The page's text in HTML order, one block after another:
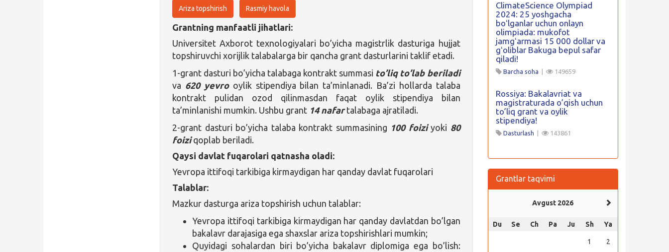
Ariza topshirish Rasmiy havola
Grantning manfaatli jihatlari:
Universitet Axborot texnologiyalari bo’yicha magistrlik dasturiga hujjat
topshiruvchi xorijlik talabalarga bir qancha grant dasturlarini taklif etadi.
1-grant dasturi bo’yicha talabaga kontrakt summasi to’liq to’lab beriladi
va 620 yevro oylik stipendiya bilan ta’minlanadi. Ba’zi hollarda talaba
kontrakt pulidan ozod qilinmasdan faqat oylik stipendiya bilan
ta’minlanishi mumkin. Ushbu grant 14 nafar talabaga ajratiladi.
2-grant dasturi bo’yicha talaba kontrakt summasining 100 foizi yoki 80
foizi qoplab beriladi.
Qaysi davlat fuqarolari qatnasha oladi:
Yevropa ittifoqi tarkibiga kirmaydigan har qanday davlat fuqarolari
Talablar:
Mazkur dasturga ariza topshirish uchun talablar:
Yevropa ittifoqi tarkibiga kirmaydigan har qanday davlatdan bo’lgan
bakalavr darajasiga ega shaxslar ariza topshirishlari mumkin;
Quyidagi sohalardan biri bo’yicha bakalavr diplomiga ega bo’lish:
ClimateScience Olympiad
2024: 25 yoshgacha
boʻlganlar uchun onlayn
olimpiada: mukofot
jamgʻarmasi 15 000 dollar va
gʻoliblar Bakuga bepul safar
qiladi!
Barcha soha 149659
Rossiya: Bakalavriat va
magistraturada o’qish uchun
to’liq grant va oylik
stipendiya!
Dasturlash 143861
Grantlar taqvimi
Avgust 2026
Du Se Ch Pa Ju Sh Ya
1 2